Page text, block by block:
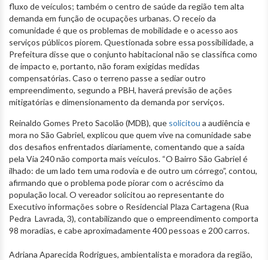
fluxo de veículos; também o centro de saúde da região tem alta
demanda em função de ocupações urbanas. O receio da
comunidade é que os problemas de mobilidade e o acesso aos
serviços públicos piorem. Questionada sobre essa possibilidade, a
Prefeitura disse que o conjunto habitacional não se classifica como
de impacto e, portanto, não foram exigidas medidas
compensatórias. Caso o terreno passe a sediar outro
empreendimento, segundo a PBH, haverá previsão de ações
mitigatórias e dimensionamento da demanda por serviços.
Reinaldo Gomes Preto Sacolão (MDB), que solicitou a audiência e
mora no São Gabriel, explicou que quem vive na comunidade sabe
dos desafios enfrentados diariamente, comentando que a saída
pela Via 240 não comporta mais veículos. “O Bairro São Gabriel é
ilhado: de um lado tem uma rodovia e de outro um córrego”, contou,
afirmando que o problema pode piorar com o acréscimo da
população local. O vereador solicitou ao representante do
Executivo informações sobre o Residencial Plaza Cartagena (Rua
Pedra Lavrada, 3), contabilizando que o empreendimento comporta
98 moradias, e cabe aproximadamente 400 pessoas e 200 carros.
Adriana Aparecida Rodrigues, ambientalista e moradora da região,